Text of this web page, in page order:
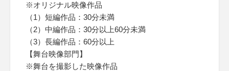
※オリジナル映像作品
（1）短編作品：30分未満
（2）中編作品：30分以上60分未満
（3）長編作品：60分以上
【舞台映像部門】
※舞台を撮影した映像作品